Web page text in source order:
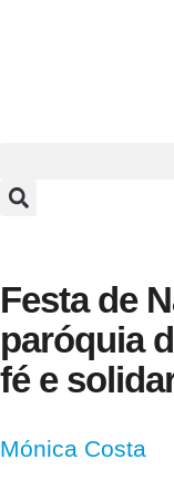
Festa de
paróquia
fé e
Mónica Costa